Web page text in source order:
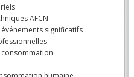
AFCN
significatifs